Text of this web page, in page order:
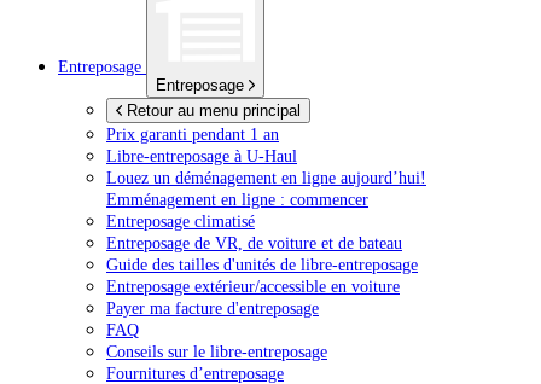
Entreposage
Entreposage
Retour au menu principal
Prix garanti pendant 1 an
Libre-entreposage à U-Haul
Louez un déménagement en ligne aujourd’hui!
Emménagement en ligne : commencer
Entreposage climatisé
Entreposage de VR, de voiture et de bateau
Guide des tailles d'unités de libre-entreposage
Entreposage extérieur/accessible en voiture
Payer ma facture d'entreposage
FAQ
Conseils sur le libre-entreposage
Fournitures d’entreposage